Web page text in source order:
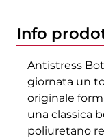
Info
Antistress
giornata un
originale
una classica
poliuretano